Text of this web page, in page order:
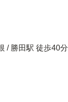
/ 勝田駅 徒歩40分